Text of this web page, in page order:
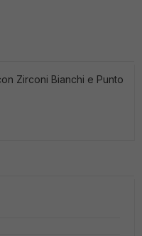
Zirconi Bianchi e Punto